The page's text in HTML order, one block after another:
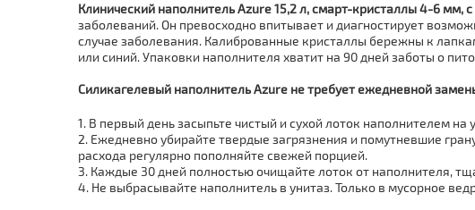
Клинический наполнитель Azure 15,2 л, смарт-кристаллы 4-6 мм,
заболеваний. Он превосходно впитывает и диагностирует
случае заболевания. Калиброванные кристаллы бережны к
или синий. Упаковки наполнителя хватит на 90 дней заботы о
Силикагелевый наполнитель Azure не требует ежедневной
В первый день засыпьте чистый и сухой лоток наполнителем
Ежедневно убирайте твердые загрязнения и помутневшие
расхода регулярно пополняйте свежей порцией.
Каждые 30 дней полностью очищайте лоток от наполнителя,
Не выбрасывайте наполнитель в унитаз. Только в мусорное